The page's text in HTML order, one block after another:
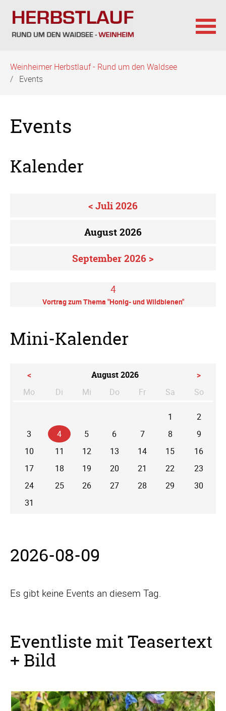
überspringen
Weinheimer Herbstlauf - Rund um den Waldsee
Events
Events
Kalender
< Juli 2026
August 2026
September 2026 >
4
Vortrag zum Thema "Honig- und Wildbienen"
Mini-Kalender
< August 2026
>
Mo
Di enstag
Mi ttwoch
Do nnerstag
Fr Sa mstagSo
1
2
3
4 5 6 7 8
9
10
11 12 13 14 15
16
17
18 19 20 21 22
23
24
25 26 27 28 29
30
31
2026-08-09
Es gibt keine Events an diesem Tag.
Eventliste mit Teasertext
+ Bild